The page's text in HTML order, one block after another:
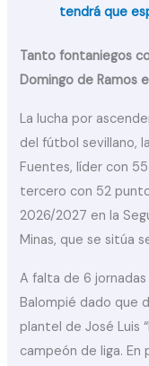
tendrá que
Tanto fontaniegos
Domingo de Ramos
La lucha por
del fútbol sevillano,
Fuentes, líder con
tercero con 52
2026/2027 en la
Minas, que se sitúa
A falta de 6
Balompié dado que
plantel de José Luis
campeón de liga.